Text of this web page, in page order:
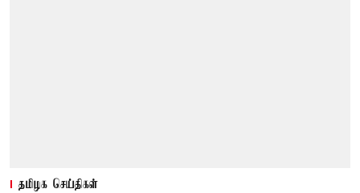
தமிழக செய்திகள்